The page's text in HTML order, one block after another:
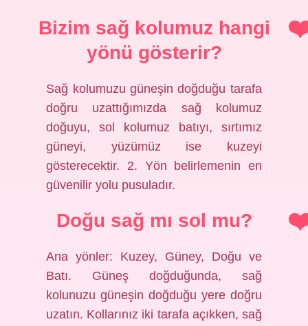
Bizim sağ kolumuz hangi
yönü gösterir?
Sağ kolumuzu güneşin doğduğu tarafa
doğru uzattığımızda sağ kolumuz
doğuyu, sol kolumuz batıyı, sırtımız
güneyi, yüzümüz ise kuzeyi
gösterecektir. 2. Yön belirlemenin en
güvenilir yolu pusuladır.
Doğu sağ mı sol mu?
Ana yönler: Kuzey, Güney, Doğu ve
Batı. Güneş doğduğunda, sağ
kolunuzu güneşin doğduğu yere doğru
uzatın. Kollarınız iki tarafa açıkken, sağ